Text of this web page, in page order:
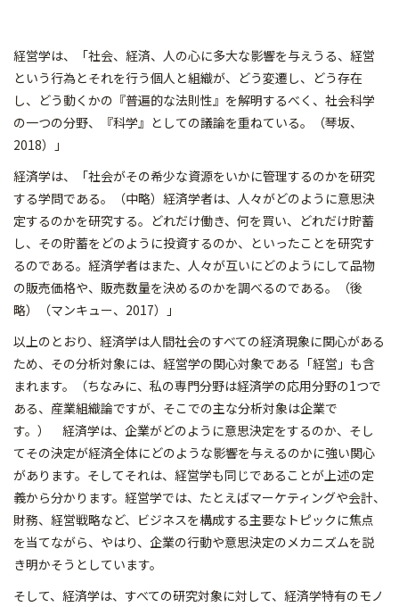
経営学は、「社会、経済、人の心に多大な影響を与えうる、経営
という行為とそれを行う個人と組織が、どう変遷し、どう存在
し、どう動くかの『普遍的な法則性』を解明するべく、社会科学
の一つの分野、『科学』としての議論を重ねている。（琴坂、
2018）」
経済学は、「社会がその希少な資源をいかに管理するのかを研究
する学問である。（中略）経済学者は、人々がどのように意思決
定するのかを研究する。どれだけ働き、何を買い、どれだけ貯蓄
し、その貯蓄をどのように投資するのか、といったことを研究す
るのである。経済学者はまた、人々が互いにどのようにして品物
の販売価格や、販売数量を決めるのかを調べるのである。（後
略）（マンキュー、2017）」
以上のとおり、経済学は人間社会のすべての経済現象に関心がある
ため、その分析対象には、経営学の関心対象である「経営」も含
まれます。（ちなみに、私の専門分野は経済学の応用分野の1つで
ある、産業組織論ですが、そこでの主な分析対象は企業で
す。） 経済学は、企業がどのように意思決定をするのか、そし
てその決定が経済全体にどのような影響を与えるのかに強い関心
があります。そしてそれは、経営学も同じであることが上述の定
義から分かります。経営学では、たとえばマーケティングや会計、
財務、経営戦略など、ビジネスを構成する主要なトピックに焦点
を当てながら、やはり、企業の行動や意思決定のメカニズムを説
き明かそうとしています。
そして、経済学は、すべての研究対象に対して、経済学特有のモノ